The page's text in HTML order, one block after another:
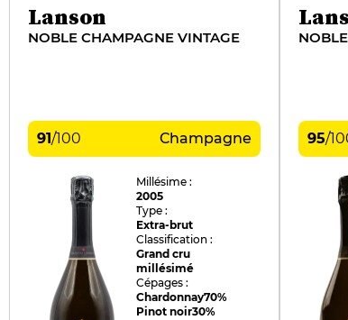
Lanson
NOBLE CHAMPAGNE VINTAGE
91/100 Champagne
Millésime :
2005
Type :
Extra-brut
Classification :
Grand cru
millésimé
Cépages :
Chardonnay70%
Pinot noir30%
95/